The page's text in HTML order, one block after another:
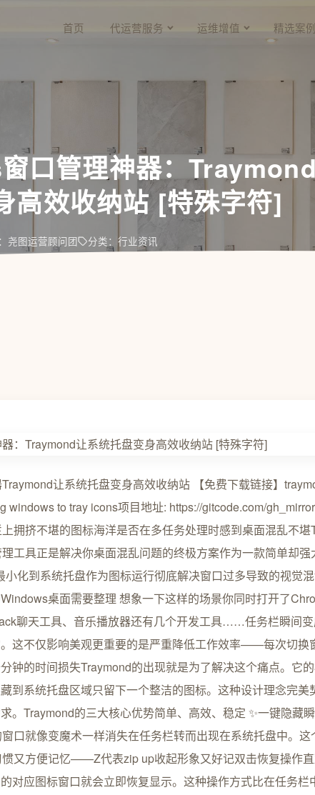
首页 代运营服务 运维增值 精选案例
口管理神器：
高效收纳站 [特殊字符]
尧图运营顾问团 分类：行业资讯
让系统托盘变身高效收纳站 【免费下载链接】
windows to tray icons项目地址: https://gitcode.com/
拥挤不堪的图标海洋是否在多任务处理时感到桌面混乱不
工具正是解决你桌面混乱问题的终极方案作为一款简单却强
小化到系统托盘作为图标运行彻底解决窗口过多导致的视觉
桌面需要整理 想象一下这样的场景你同时打开了
聊天工具、音乐播放器还有几个开发工具……任务栏瞬间
这不仅影响美观更重要的是严重降低工作效率——每次切换
钟的时间损失Traymond的出现就是为了解决这个痛点。它
到系统托盘区域只留下一个整洁的图标。这种设计理念完美
。Traymond的三大核心优势简单、高效、稳定 ✨一键隐藏
口就像变魔术一样消失在任务栏转而出现在系统托盘中。
又方便记忆——Z代表zip up收起形象又好记双击恢复操作
对应图标窗口就会立即恢复显示。这种操作方式比在任务栏